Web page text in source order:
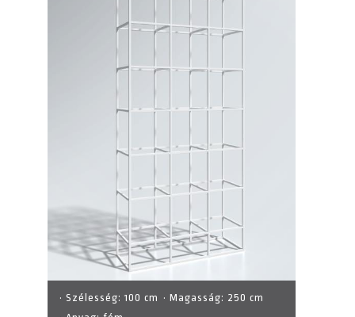
· Szélesség:100 cm · Magasság: 250 cm